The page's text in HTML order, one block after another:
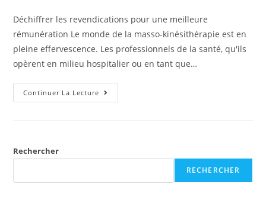
Déchiffrer les revendications pour une meilleure
rémunération Le monde de la masso-kinésithérapie est en
pleine effervescence. Les professionnels de la santé, qu'ils
opèrent en milieu hospitalier ou en tant que…
Continuer La Lecture
Rechercher
RECHERCHER